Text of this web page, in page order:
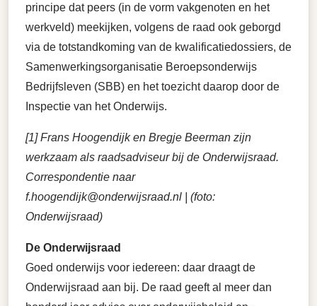
principe dat peers (in de vorm vakgenoten en het
werkveld) meekijken, volgens de raad ook geborgd
via de totstandkoming van de kwalificatiedossiers, de
Samenwerkingsorganisatie Beroepsonderwijs
Bedrijfsleven (SBB) en het toezicht daarop door de
Inspectie van het Onderwijs.
[1] Frans Hoogendijk en Bregje Beerman zijn
werkzaam als raadsadviseur bij de Onderwijsraad.
Correspondentie naar
f.hoogendijk@onderwijsraad.nl | (foto:
Onderwijsraad)
De Onderwijsraad
Goed onderwijs voor iedereen: daar draagt de
Onderwijsraad aan bij. De raad geeft al meer dan